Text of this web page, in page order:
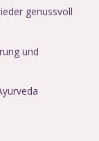
genussvoll
und